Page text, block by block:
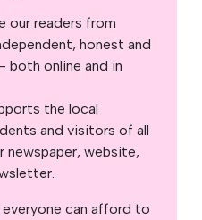
our readers from
honest and
both online and in
the local
and visitors of all
newspaper, website,
can afford to